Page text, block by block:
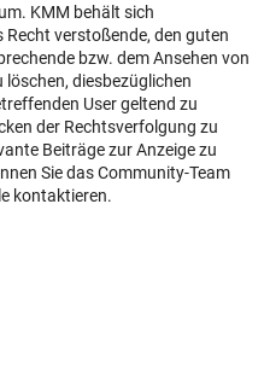
KMM behält sich
Recht verstoßende, den guten
bzw. dem Ansehen von
diesbezüglichen
User geltend zu
der Rechtsverfolgung zu
Beiträge zur Anzeige zu
Sie das Community-Team
kontaktieren.